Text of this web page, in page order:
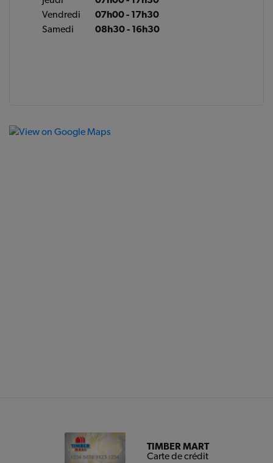
Vendredi
07h00 - 17h30
Samedi
08h30 - 16h30
TIMBER MART
Carte de crédit